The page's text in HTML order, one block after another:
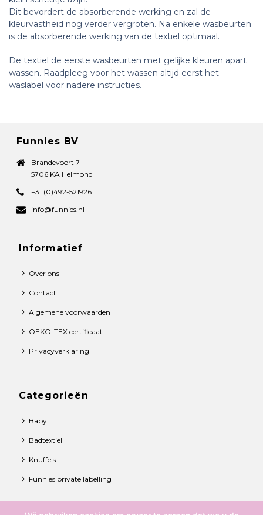
Dit bevordert de absorberende werking en zal de
kleurvastheid nog verder vergroten. Na enkele wasbeurten
is de absorberende werking van de textiel optimaal.
De textiel de eerste wasbeurten met gelijke kleuren apart
wassen. Raadpleeg voor het wassen altijd eerst het
waslabel voor nadere instructies.
Funnies BV
Brandevoort 7
5706 KA Helmond
+31 (0)492-521926
info@funnies.nl
Informatief
Over ons
Contact
Algemene voorwaarden
OEKO-TEX certificaat
Privacyverklaring
Categorieën
Baby
Badtextiel
Knuffels
Funnies private labelling